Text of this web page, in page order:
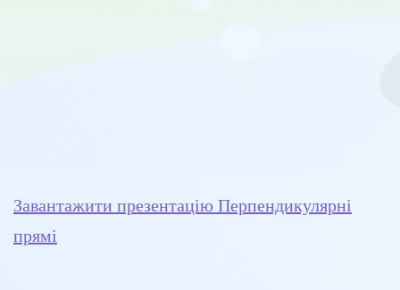
Завантажити презентацію Перпендикулярні
прямі